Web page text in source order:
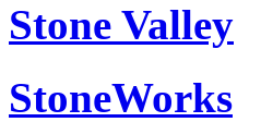
Stone Valley
StoneWorks